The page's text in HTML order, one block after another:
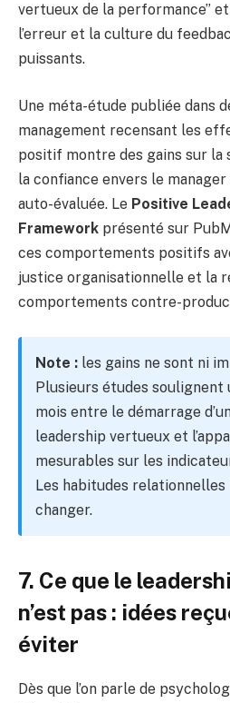
vertueux de la performance”
l’erreur et la culture du
puissants.
Une méta-étude publiée dans
management recensant les
positif montre des gains sur la
la confiance envers le
auto-évaluée. Le Positive
Framework présenté sur
ces comportements positifs
justice organisationnelle et la
comportements contre-
Note : les gains ne sont ni
Plusieurs études soulignent
mois entre le démarrage
leadership vertueux et
mesurables sur les
Les habitudes
changer.
7. Ce que le
n’est pas : idées
éviter
Dès que l’on parle de